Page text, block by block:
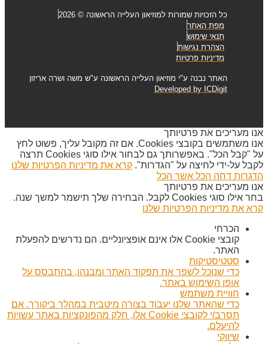
כל הזכויות שמורות למוזיאון העלייה הראשונה © 2026
מפת האתר
תנאי שימוש
הצהרת נגישות
מדיניות פרטיות
האתר נבנה ע"י מוזיאון העלייה הראשונה ע"ש משה ושרה אריזון
Developed by ICDigit
אנו מעריכים את פרטיותך
אנו משתמשים בקובצי Cookies. אם זה מקובל עליך, פשוט לחץ
על "קבל הכל". באפשרותך גם לבחור אילו סוגי Cookies תרצה
לקבל על-ידי לחיצה על "הגדרות". קרא את מדיניות הפרטיות שלנו
הדגרות דחה הכל אשר הכל
אנו מעריכים את פרטיותך
בחר אילו סוגי Cookies לקבל. הבחירה שלך תישמר למשך שנה.
קרא את מדיניות הפרטיות שלנו
הכרחי
קובצי Cookie אלו אינם אופציונליים. הם נדרשים להפעלת
האתר.
סטטיסטיקות
כדי שנוכל לשפר את תפקוד האתר ומבנהו, בהתבסס על
אופן השימוש באתר.
חוויית משתמש
כדי שהאתר שלנו יעבוד בצורה מיטבית במהלך ביקורך. אם
תסרב/י לקובצי Cookie אלו, חלק מהפונקציות באתר עשויות
להיעלם.
שיווקי